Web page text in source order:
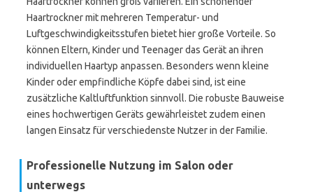
Haartrockner mit mehreren Temperatur- und
Luftgeschwindigkeitsstufen bietet hier große Vorteile. So
können Eltern, Kinder und Teenager das Gerät an ihren
individuellen Haartyp anpassen. Besonders wenn kleine
Kinder oder empfindliche Köpfe dabei sind, ist eine
zusätzliche Kaltluftfunktion sinnvoll. Die robuste Bauweise
eines hochwertigen Geräts gewährleistet zudem einen
langen Einsatz für verschiedenste Nutzer in der Familie.
Professionelle Nutzung im Salon oder
unterwegs